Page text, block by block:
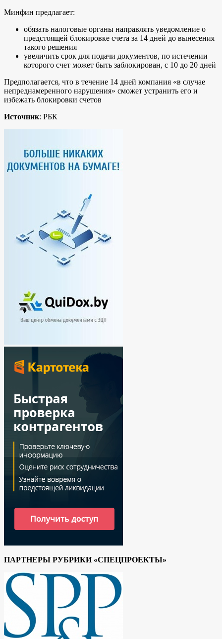
Минфин предлагает:
обязать налоговые органы направлять уведомление о
предстоящей блокировке счета за 14 дней до вынесения
такого решения
увеличить срок для подачи документов, по истечении
которого счет может быть заблокирован, с 10 до 20 дней
Предполагается, что в течение 14 дней компания «в случае
непреднамеренного нарушения» сможет устранить его и
избежать блокировки счетов
Источник: РБК
ПАРТНЕРЫ РУБРИКИ «СПЕЦПРОЕКТЫ»